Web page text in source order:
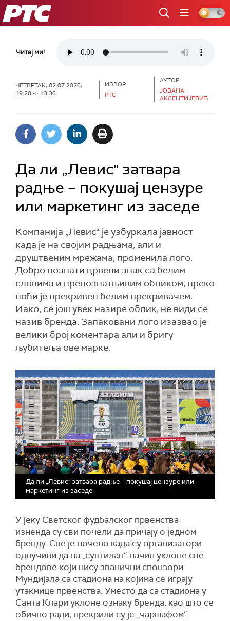
РТС
Читај ми!
ЧЕТВРТАК, 02.07.2026,
19:20 -> 13:36
ИЗВОР:
РТС
АУТОР:
ЈОВАНА
АКСЕНТИЈЕВИЋ
Да ли „Левис" затвара
радње – покушај цензуре
или маркетинг из заседе
Компанија „Левис“ је узбуркала јавност
када је на својим радњама, али и
друштвеним мрежама, променила лого.
Добро познати црвени знак са белим
словима и препознатљивим обликом, преко
ноћи је прекривен белим прекривачем.
Иако, се још увек назире облик, не види се
назив бренда. Запаковани лого изазвао је
велики број коментара али и бригу
љубитеља ове марке.
Да ли „Левис" затвара радње – покушај цензуре или
маркетинг из заседе
У јеку Светског фудбалског првенства
изненда су сви почели да причају о једном
бренду. Све је почело када су организатори
одлучили да на „суптилан“ начин уклоне све
брендове који нису званични спонзори
Мундијала са стадиона на којима се играју
утакмице првенства. Уместо да са стадиона у
Санта Клари уклоне ознаку бренда, као што се
обично ради, прекрили су је „чаршафом“.